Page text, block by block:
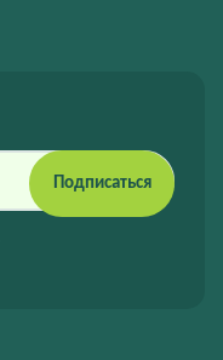
Подписаться